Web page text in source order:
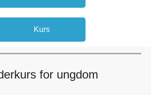
Kurs
for ungdom